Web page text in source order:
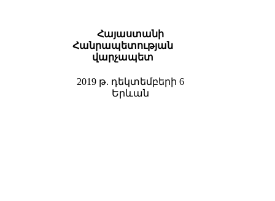
Հայաստանի
Հանրապետության
վարչապետ
2019 թ. դեկտեմբերի 6
Երևան